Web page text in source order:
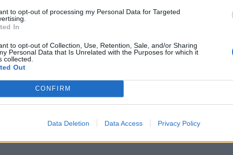
to opt-out of processing my Personal Data for Targeted
In
to opt-out of Collection, Use, Retention, Sale, and/or Sharing
Personal Data that Is Unrelated with the Purposes for which it
collected.
Out
CONFIRM
Data Deletion Data Access Privacy Policy
hogy a fiatalt lebeszéljék az
a helyi rendőrség igazgatója is beszélt
munkatársai próbálták lebeszélni az